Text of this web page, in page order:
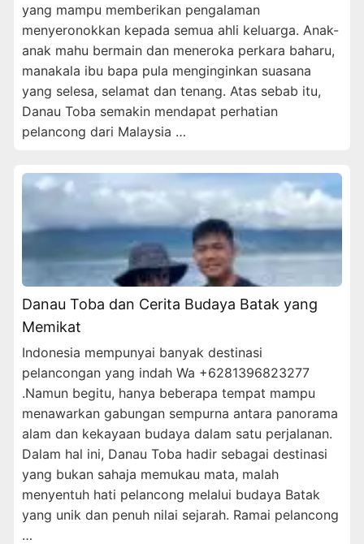
yang mampu memberikan pengalaman
menyeronokkan kepada semua ahli keluarga. Anak-
anak mahu bermain dan meneroka perkara baharu,
manakala ibu bapa pula menginginkan suasana
yang selesa, selamat dan tenang. Atas sebab itu,
Danau Toba semakin mendapat perhatian
pelancong dari Malaysia …
Danau Toba dan Cerita Budaya Batak yang
Memikat
Indonesia mempunyai banyak destinasi
pelancongan yang indah Wa +6281396823277
.Namun begitu, hanya beberapa tempat mampu
menawarkan gabungan sempurna antara panorama
alam dan kekayaan budaya dalam satu perjalanan.
Dalam hal ini, Danau Toba hadir sebagai destinasi
yang bukan sahaja memukau mata, malah
menyentuh hati pelancong melalui budaya Batak
yang unik dan penuh nilai sejarah. Ramai pelancong
…